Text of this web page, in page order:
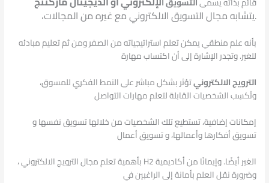
.يتشابه مجال التسويق الالكتروني مع غيره من المجالات،
بأنه علم منطقي يمكن تعلم استراتيجياته من الصفر ومن ثم تعليم مبادئه
للغير. وتجدر الإشارة إلى أن اكتساب مهارة
الترويج الالكترونيتؤثر بشكل مباشر على النمط الفكري للمسوق،
وتُكسِب الشخصيات القابلة لتعلم مهارات التواصل
إمكانات إضافية، تستطيع تلك الشخصيات من خلالها تسويق نفسها و
تسويق أفكارها وأعمالها، و تسويق أعمال
الغير أيضًا. وإيمانًا من أكاديمية H2 بأهمية تعلم مجال الترويج الالكتروني ،
وضرورة نقل العلم بأمانة إلى الراغبين في